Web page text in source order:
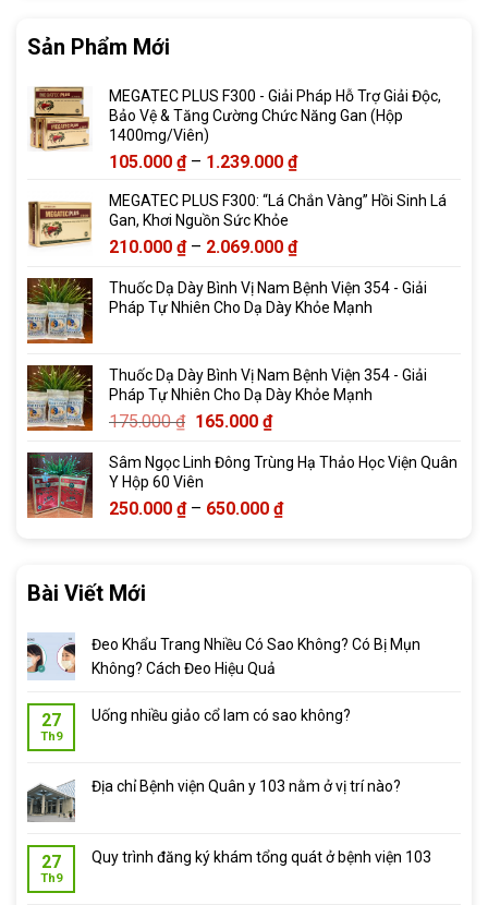
Sản Phẩm Mới
MEGATEC PLUS F300 - Giải Pháp Hỗ Trợ Giải Độc,
Bảo Vệ & Tăng Cường Chức Năng Gan (Hộp
1400mg/Viên)
105.000 ₫ – 1.239.000 ₫Khoảng
từ
đến
MEGATEC PLUS F300: “Lá Chắn Vàng” Hồi Sinh Lá
Gan, Khơi Nguồn Sức Khỏe
210.000 ₫ – 2.069.000 ₫Khoảng
từ
210.000 ₫
Thuốc Dạ Dày Bình Vị Nam Bệnh Viện 354 - Giải
Pháp Tự Nhiên Cho Dạ Dày Khỏe Mạnh
Thuốc Dạ Dày Bình Vị Nam Bệnh Viện 354 - Giải
Pháp Tự Nhiên Cho Dạ Dày Khỏe Mạnh
175.000₫ Giá
là:
175.000 ₫.
165.000 ₫Giá
tại
165.000 ₫.
Sâm Ngọc Linh Đông Trùng Hạ Thảo Học Viện Quân
Y Hộp 60 Viên
250.000 ₫ – 650.000 ₫Khoảng
Bài Viết Mới
Đeo Khẩu Trang Nhiều Có Sao Không? Có Bị Mụn
Không? Cách Đeo Hiệu Quả
27
Th9
Uống nhiều giảo cổ lam có sao không?
Địa chỉ Bệnh viện Quân y 103 nằm ở vị trí nào?
27
Th9
Quy trình đăng ký khám tổng quát ở bệnh viện 103